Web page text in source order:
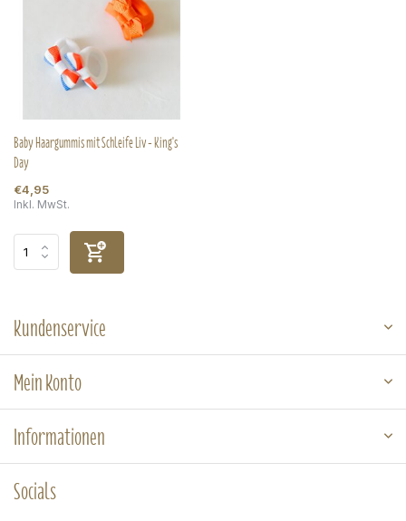
Baby Haargummis mit Schleife Liv - King's
Day
€4,95
Inkl. MwSt.
Kundenservice
Mein Konto
Informationen
Socials